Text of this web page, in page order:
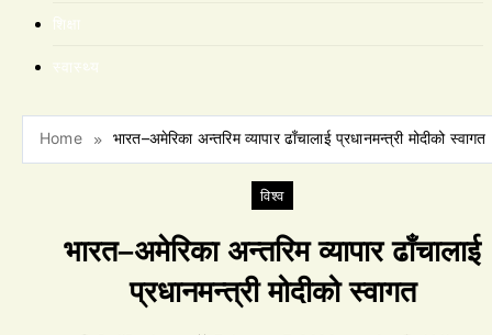
शिक्षा
स्वास्थ्य
Home भारत–अमेरिका अन्तरिम व्यापार ढाँचालाई प्रधानमन्त्री मोदीको स्वागत
विश्व
भारत–अमेरिका अन्तरिम व्यापार ढाँचालाई
प्रधानमन्त्री मोदीको स्वागत